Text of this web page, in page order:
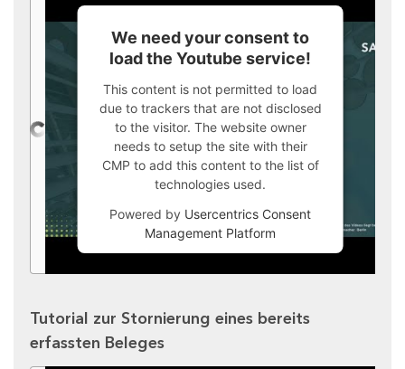
We need your consent to
load the Youtube service!
This content is not permitted to load
due to trackers that are not disclosed
to the visitor. The website owner
needs to setup the site with their
CMP to add this content to the list of
technologies used.
Powered by Usercentrics Consent
Management Platform
Tutorial zur Stornierung eines bereits
erfassten Beleges